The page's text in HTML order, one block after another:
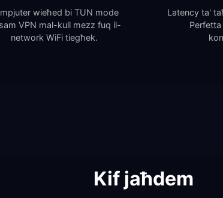
wieħed bi TUN mode
VPN mal-kull mezz fuq il-
network WiFi tiegħek.
Latency ta'
Kif jaħdem